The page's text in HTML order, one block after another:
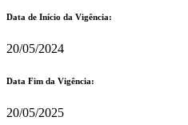
Data de Início da Vigência:
20/05/2024
Data Fim da Vigência:
20/05/2025